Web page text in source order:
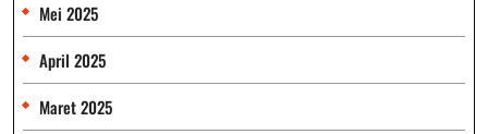
Mei 2025
April 2025
Maret 2025